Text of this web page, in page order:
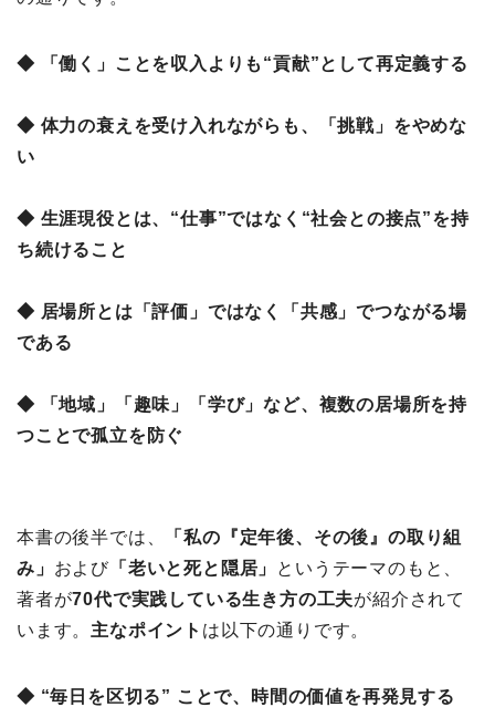
◆ 「働く」ことを収入よりも“貢献”として再定義する
◆ 体力の衰えを受け入れながらも、「挑戦」をやめな
い
◆ 生涯現役とは、“仕事”ではなく“社会との接点”を持
ち続けること
◆ 居場所とは「評価」ではなく「共感」でつながる場
である
◆ 「地域」「趣味」「学び」など、複数の居場所を持
つことで孤立を防ぐ
本書の後半では、
「私の『定年後、その後』の取り組
み」 および 「老いと死と隠居」
というテーマのもと、
著者が70代で実践している生き方の工夫が紹介されて
います。 主なポイント は以下の通りです。
◆ “毎日を区切る” ことで、時間の価値を再発見する